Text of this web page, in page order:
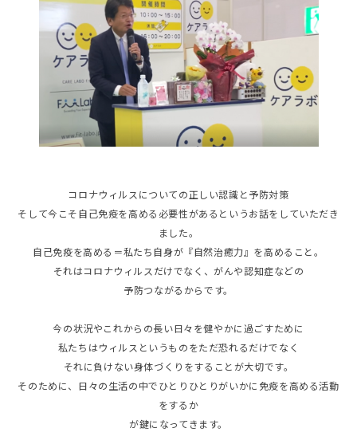
コロナウィルスについての正しい認識と予防対策
そして今こそ自己免疫を高める必要性があるというお話をしていただき
ました。
自己免疫を高める＝私たち自身が『自然治癒力』を高めること。
それはコロナウィルスだけでなく、がんや認知症などの
予防つながるからです。
今の状況やこれからの長い日々を健やかに過ごすために
私たちはウィルスというものをただ恐れるだけでなく
それに負けない身体づくりをすることが大切です。
そのために、日々の生活の中でひとりひとりがいかに免疫を高める活動
をするか
が鍵になってきます。